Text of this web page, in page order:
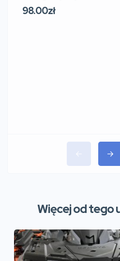
98.00zł
Więcej od tego